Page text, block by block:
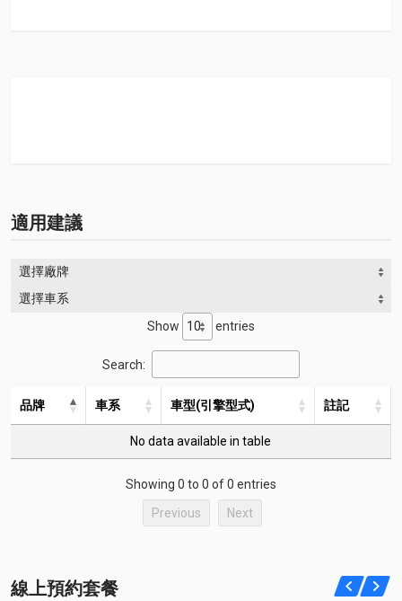
適用建議
選擇廠牌
選擇車系
Show
entries
Search:
品牌 車系 車型(引擎型式) 註記
No data available in table
Showing 0 to 0 of 0 entries
Previous Next
線上預約套餐